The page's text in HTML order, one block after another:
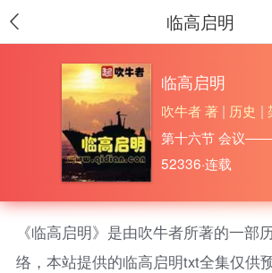
临高启明
临高启明
吹牛者 著 | 历史 |
第十六节 会议――
52336·连载
《临高启明》是由吹牛者所著的一部
络，本站提供的临高启明txt全集仅供